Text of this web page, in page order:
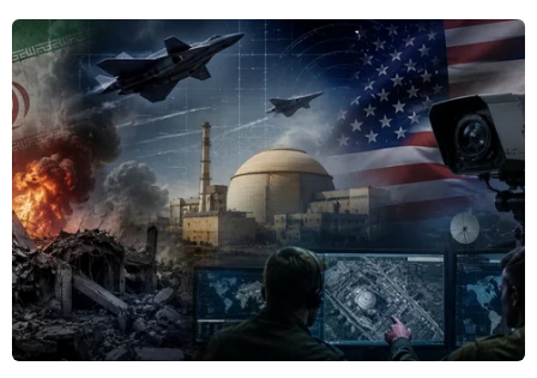
Phát huy sáng tạo ở thanh niên khơi nguồn
cảm hứng cho sáng tạo xã hội
22/03/2022 02:52